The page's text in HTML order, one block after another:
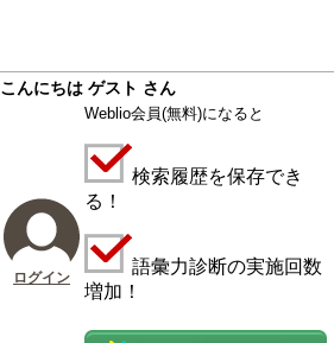
こんにちは ゲスト さん
ログイン
Weblio会員(無料)になると
検索履歴を保存でき
る！
語彙力診断の実施回数
増加！